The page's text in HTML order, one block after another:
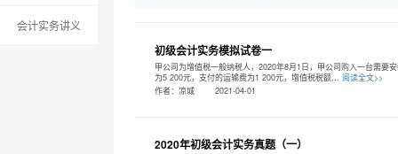
会计实务讲义
初级会计实务模拟试卷一
甲公司为增值税一般纳税人，2020年8月1日，甲公司购入一台需要
为5 200元，支付的运输费为1 200元，增值税税额...
阅读全文>>
作者：凉城
2021-04-01
2020年初级会计实务真题（一）